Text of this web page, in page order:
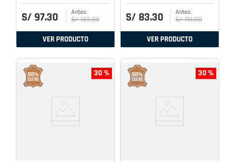
S/ 97.30 S/ 139.00
VER PRODUCTO
S/ 83.30 S/ 119.00
VER PRODUCTO
30 % 30 %